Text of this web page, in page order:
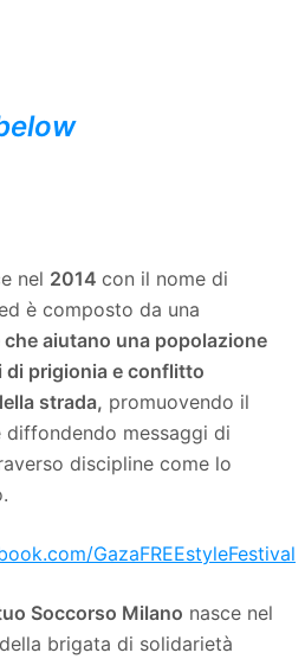
nel 2014 con il nome di
è composto da una
aiutano una popolazione
di prigionia e conflitto
strada, promuovendo il
messaggi di
discipline come lo
GazaFREEstyleFestival
Soccorso Milano nasce nel
brigata di solidarietà